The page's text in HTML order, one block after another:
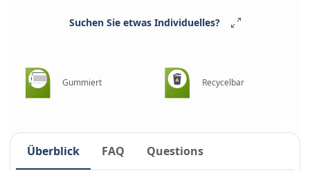
Suchen Sie etwas Individuelles?
Gummiert Recycelbar
Überblick FAQ Questions